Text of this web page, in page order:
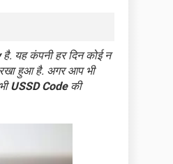
है. यह कंपनी हर दिन कोई न
रखा हुआ है. अगर आप भी
USSD Codeकी